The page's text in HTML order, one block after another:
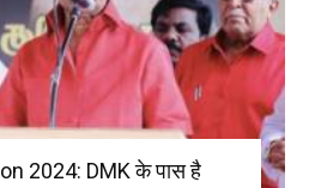
2024: DMK के पास है